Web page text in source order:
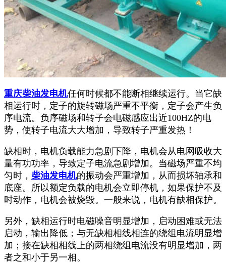
重庆柴油发电机任何时候都不能断相继续运行。当它缺
相运行时，定子的旋转磁场严重不平衡，定子会产生负
序电流。负序磁场和转子会电磁感应出近100HZ的电
势，使转子电流大大增加，导致转子严重发热！
缺相时，电机负载能力急剧下降，电机会从电网吸收大
量有功功率，导致定子电流急剧增加。当磁场严重不均
匀时， 柴油发电机的振动会严重增加，从而损坏轴承和
底座。所以额定负载的电机会立即停机，如果保护不及
时动作，电机会被烧毁。一般来说，电机有缺相保护。
另外，缺相运行时电磁噪音明显增加，启动困难或无法
启动，输出降低；与无缺相相线相连的绕组电流明显增
加；接在缺相相线上的两相绕组电流没有明显增加，两
者之和小于另一相。